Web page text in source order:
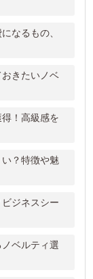
なるもの、
きたいノベ
！高級感を
い？特徴や魅
ジネスシー
ベルティ選